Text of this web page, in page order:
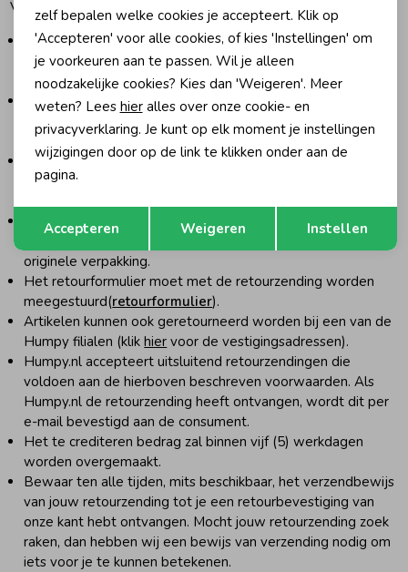
Voor retourzendingen gelden de volgende voorwaarden:
De artikelen kunnen, op eigen kosten, worden
geretourneerd.
Retouradres: Rooseveltstraat 18 D, 2321 BM in Leiden
Artikelen die via de webshop van Humpy.nl zijn gekocht,
kunnen zonder opgaaf van reden worden geruild en/of
geretourneerd.
De artikelen moeten per omgaande, maar uiterlijk binnen
veertien (14) werkdagen na ontvangst van de bestelling op
De artikelen moeten in originele staat van verzending zijn,
ongewassen, voorzien van aangehechte labels en in
originele verpakking.
Het retourformulier moet met de retourzending worden
meegestuurd(retourformulier).
Artikelen kunnen ook geretourneerd worden bij een van de
Humpy filialen (klikhier voor de vestigingsadressen).
Humpy.nl accepteert uitsluitend retourzendingen die
voldoen aan de hierboven beschreven voorwaarden. Als
Humpy.nl de retourzending heeft ontvangen, wordt dit per
e-mail bevestigd aan de consument.
Het te crediteren bedrag zal binnen vijf (5) werkdagen
worden overgemaakt.
Bewaar ten alle tijden, mits beschikbaar, het verzendbewijs
van jouw retourzending tot je een retourbevestiging van
onze kant hebt ontvangen. Mocht jouw retourzending zoek
raken, dan hebben wij een bewijs van verzending nodig om
iets voor je te kunnen betekenen.
Opslaan
zelf bepalen welke cookies je accepteert. Klik op
'Accepteren' voor alle cookies, of kies 'Instellingen' om
je voorkeuren aan te passen. Wil je alleen
noodzakelijke cookies? Kies dan 'Weigeren'. Meer
weten? Lees hieralles over onze cookie- en
privacyverklaring. Je kunt op elk moment je instellingen
wijzigingen door op de link te klikken onder aan de
pagina.
Accepteren Weigeren Instellen